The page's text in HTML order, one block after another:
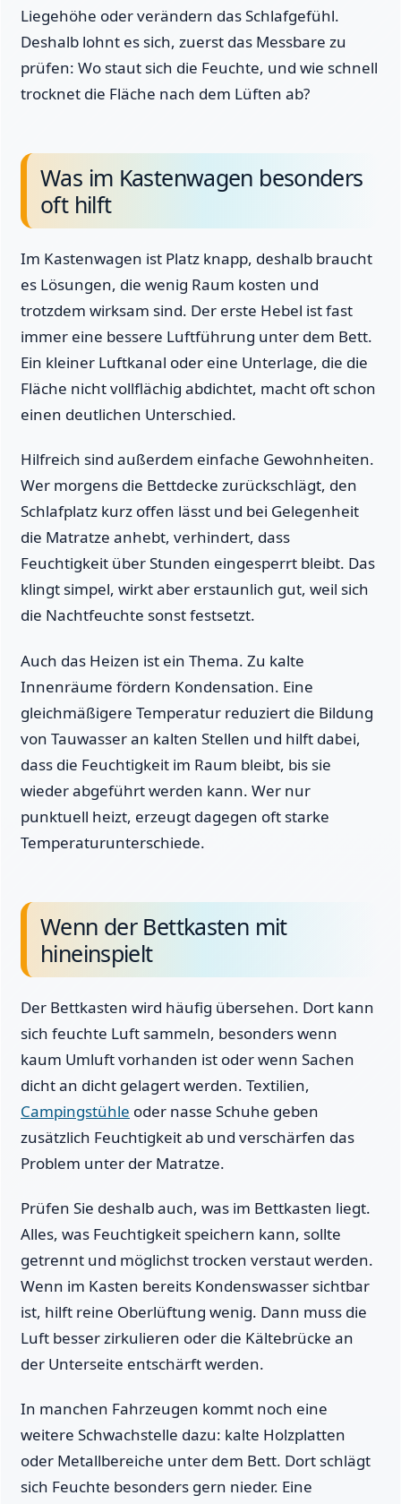
Liegehöhe oder verändern das Schlafgefühl.
Deshalb lohnt es sich, zuerst das Messbare zu
prüfen: Wo staut sich die Feuchte, und wie schnell
trocknet die Fläche nach dem Lüften ab?
Was im Kastenwagen besonders
oft hilft
Im Kastenwagen ist Platz knapp, deshalb braucht
es Lösungen, die wenig Raum kosten und
trotzdem wirksam sind. Der erste Hebel ist fast
immer eine bessere Luftführung unter dem Bett.
Ein kleiner Luftkanal oder eine Unterlage, die die
Fläche nicht vollflächig abdichtet, macht oft schon
einen deutlichen Unterschied.
Hilfreich sind außerdem einfache Gewohnheiten.
Wer morgens die Bettdecke zurückschlägt, den
Schlafplatz kurz offen lässt und bei Gelegenheit
die Matratze anhebt, verhindert, dass
Feuchtigkeit über Stunden eingesperrt bleibt. Das
klingt simpel, wirkt aber erstaunlich gut, weil sich
die Nachtfeuchte sonst festsetzt.
Auch das Heizen ist ein Thema. Zu kalte
Innenräume fördern Kondensation. Eine
gleichmäßigere Temperatur reduziert die Bildung
von Tauwasser an kalten Stellen und hilft dabei,
dass die Feuchtigkeit im Raum bleibt, bis sie
wieder abgeführt werden kann. Wer nur
punktuell heizt, erzeugt dagegen oft starke
Temperaturunterschiede.
Wenn der Bettkasten mit
hineinspielt
Der Bettkasten wird häufig übersehen. Dort kann
sich feuchte Luft sammeln, besonders wenn
kaum Umluft vorhanden ist oder wenn Sachen
dicht an dicht gelagert werden. Textilien,
Campingstühle oder nasse Schuhe geben
zusätzlich Feuchtigkeit ab und verschärfen das
Problem unter der Matratze.
Prüfen Sie deshalb auch, was im Bettkasten liegt.
Alles, was Feuchtigkeit speichern kann, sollte
getrennt und möglichst trocken verstaut werden.
Wenn im Kasten bereits Kondenswasser sichtbar
ist, hilft reine Oberlüftung wenig. Dann muss die
Luft besser zirkulieren oder die Kältebrücke an
der Unterseite entschärft werden.
In manchen Fahrzeugen kommt noch eine
weitere Schwachstelle dazu: kalte Holzplatten
oder Metallbereiche unter dem Bett. Dort schlägt
sich Feuchte besonders gern nieder. Eine